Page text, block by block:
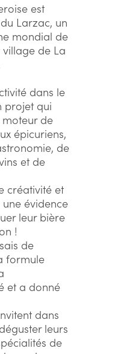
est
Larzac, un
mondial de
village de La
dans le
projet qui
de
épicuriens,
de
et de
créativité et
évidence
leur bière
!
de
formule
et a donné
dans
leurs
de